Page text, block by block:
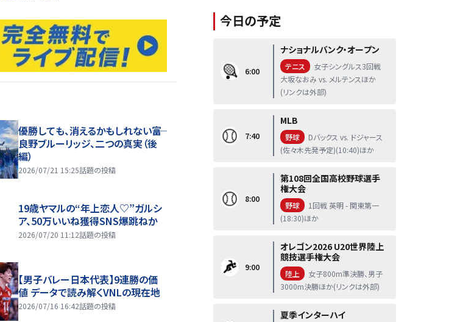
優勝しても、消えるかもしれない――富
良野ブルーリッジ、二つの真実（後
編）
2026/07/21 15:25話題の投稿
19歳ヤマルの“年上恋人♡”ガルシ
ア、50万いいね獲得SNS爆跳ねか
2026/07/20 11:12話題の投稿
【男子バレー日本代表】9連勝の価
値 データで読み解くVNLの現在地
2026/07/16 16:42話題の投稿
今日の予定
6:00
ナショナルバンク・オープン
テニス
女子シングルス3回戦
大坂なおみ vs. メルテンスほか
(リンクは外部)
7:40
MLB
野球
Dバックス vs. ドジャース
(佐々木先発予定)(10:40)ほか
8:00
第108回全国高校野球選手
権大会
野球
1回戦 英明 - 関東第一
(18:30)ほか
9:00
オレゴン2026 U20世界陸上
競技選手権大会
陸上
女子800m準決勝、男子
3000m決勝ほか(リンクは外部)
夏季インターハイ